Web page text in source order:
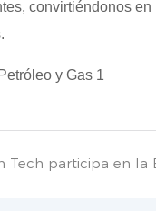
convirtiéndonos